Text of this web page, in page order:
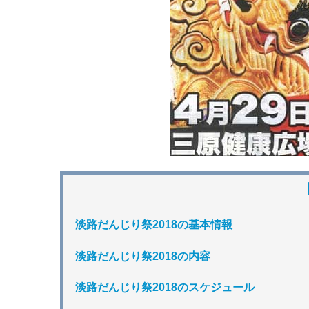
淡路だんじり祭2018の基本情報
淡路だんじり祭2018の内容
淡路だんじり祭2018のスケジュール